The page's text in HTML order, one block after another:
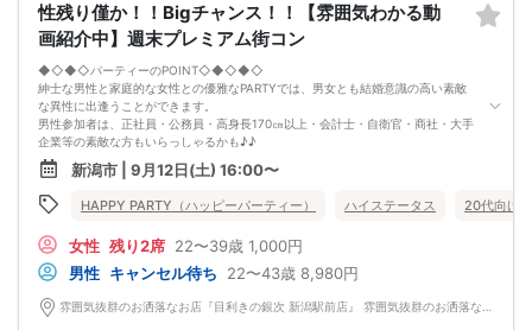
性残り僅か！！Bigチャンス！！【雰囲気わかる動
画紹介中】週末プレミアム街コン
◆◇◆◇パーティーのPOINT◇◆◇◆◇
紳士な男性と家庭的な女性との優雅なPARTYでは、男女とも結婚意識の高い素敵
な異性に出逢うことができます。
男性参加者は、正社員・公務員・高身長170㎝以上・会計士・自衛官・商社・大手
企業等の素敵な方もいらっしゃるかも♪♪
ゆったりとお話できる空間は、恋活・婚活にピッタリ♪♪ 飲食付きで恋もお腹も
満たされます♪
定期的に席替えをして全員の方と交流して頂き、連絡先の交換も自由です♪
お一人様も多数参加されておられますので、ご安心してご参加下さい♪
◇◆◇◆◇◆◇◆◇◆◇◆◇◆◇◆◇◆◇
□受付は開始10分前からとさせて頂きます。
□開催店舗様には『街コンで来ました』とお伝えください。受付まで案内させて
頂きます。
□当日現金支払いの方は受付にて参加費をお支払い下さい。
新潟市 | 9月12日(土) 16:00〜
HAPPY PARTY（ハッピーパーティー） ハイステータス 20代向け
女性 残り2席 22〜39歳 1,000円
男性 キャンセル待ち 22〜43歳 8,980円